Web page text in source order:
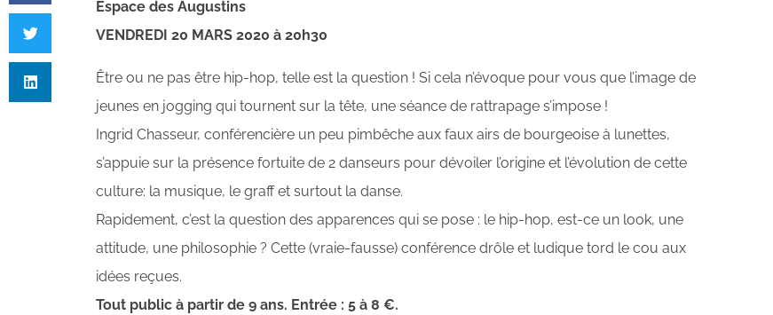
Espace des Augustins
VENDREDI 20 MARS 2020 à 20h30
Être ou ne pas être hip-hop, telle est la question ! Si cela n’évoque pour vous que l’image de
jeunes en jogging qui tournent sur la tête, une séance de rattrapage s’impose !
Ingrid Chasseur, conférencière un peu pimbêche aux faux airs de bourgeoise à lunettes,
s’appuie sur la présence fortuite de 2 danseurs pour dévoiler l’origine et l’évolution de cette
culture: la musique, le graff et surtout la danse.
Rapidement, c’est la question des apparences qui se pose : le hip-hop, est-ce un look, une
attitude, une philosophie ? Cette (vraie-fausse) conférence drôle et ludique tord le cou aux
idées reçues.
Tout public à partir de 9 ans. Entrée : 5 à 8 €.